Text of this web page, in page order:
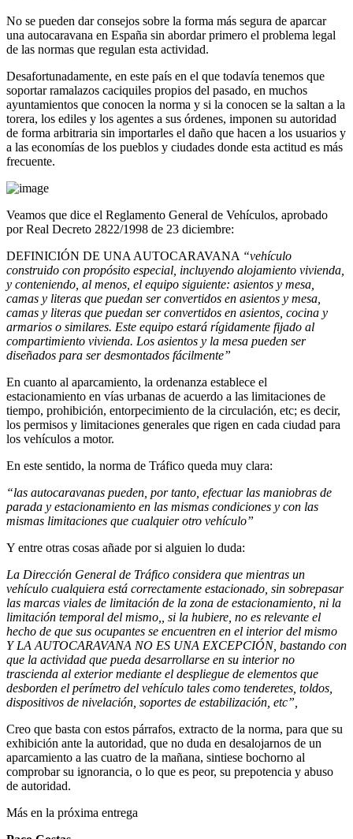
No se pueden dar consejos sobre la forma más segura de aparcar
una autocaravana en España sin abordar primero el problema legal
de las normas que regulan esta actividad.
Desafortunadamente, en este país en el que todavía tenemos que
soportar ramalazos caciquiles propios del pasado, en muchos
ayuntamientos que conocen la norma y si la conocen se la saltan a la
torera, los ediles y los agentes a sus órdenes, imponen su autoridad
de forma arbitraria sin importarles el daño que hacen a los usuarios y
a las economías de los pueblos y ciudades donde esta actitud es más
frecuente.
Veamos que dice el Reglamento General de Vehículos, aprobado
por Real Decreto 2822/1998 de 23 diciembre:
DEFINICIÓN DE UNA AUTOCARAVANA “vehículo
construido con propósito especial, incluyendo alojamiento vivienda,
y conteniendo, al menos, el equipo siguiente: asientos y mesa,
camas y literas que puedan ser convertidos en asientos y mesa,
camas y literas que puedan ser convertidos en asientos, cocina y
armarios o similares. Este equipo estará rígidamente fijado al
compartimiento vivienda. Los asientos y la mesa pueden ser
diseñados para ser desmontados fácilmente”
En cuanto al aparcamiento, la ordenanza establece el
estacionamiento en vías urbanas de acuerdo a las limitaciones de
tiempo, prohibición, entorpecimiento de la circulación, etc; es decir,
los permisos y limitaciones generales que rigen en cada ciudad para
los vehículos a motor.
En este sentido, la norma de Tráfico queda muy clara:
“las autocaravanas pueden, por tanto, efectuar las maniobras de
parada y estacionamiento en las mismas condiciones y con las
mismas limitaciones que cualquier otro vehículo”
Y entre otras cosas añade por si alguien lo duda:
La Dirección General de Tráfico considera que mientras un
vehículo cualquiera está correctamente estacionado, sin sobrepasar
las marcas viales de limitación de la zona de estacionamiento, ni la
limitación temporal del mismo,, si la hubiere, no es relevante el
hecho de que sus ocupantes se encuentren en el interior del mismo
Y LA AUTOCARAVANA NO ES UNA EXCEPCIÓN, bastando con
que la actividad que pueda desarrollarse en su interior no
trascienda al exterior mediante el despliegue de elementos que
desborden el perímetro del vehículo tales como tenderetes, toldos,
dispositivos de nivelación, soportes de estabilización, etc”,
Creo que basta con estos párrafos, extracto de la norma, para que su
exhibición ante la autoridad, que no duda en desalojarnos de un
aparcamiento a las cuatro de la mañana, sintiese bochorno al
comprobar su ignorancia, o lo que es peor, su prepotencia y abuso
de autoridad.
Más en la próxima entrega